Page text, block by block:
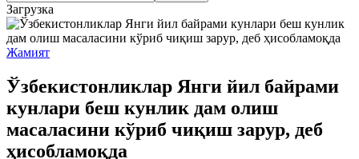
Загрузка
Жамият
Ўзбекистонликлар Янги йил байрами
кунлари беш кунлик дам олиш
масаласини кўриб чиқиш зарур, деб
ҳисобламоқда